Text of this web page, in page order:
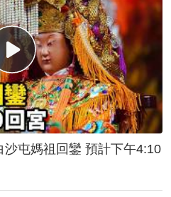
回鑾 預計下午4:10